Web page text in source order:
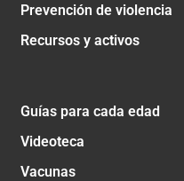
Prevención de violencia
Recursos y activos
Guías para cada edad
Videoteca
Vacunas